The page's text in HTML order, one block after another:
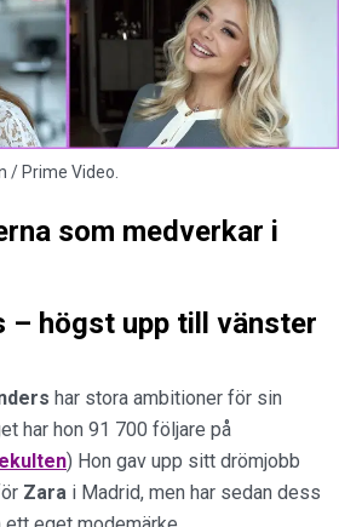
/ Prime Video.
som medverkar i
– högst upp till vänster
har stora ambitioner för sin
har hon 91 700 följare på
) Hon gav upp sitt drömjobb
Zara i Madrid, men har sedan dess